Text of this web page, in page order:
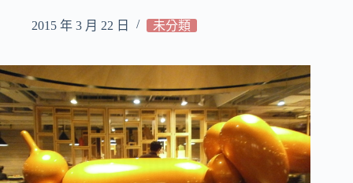
2015 年 3 月 22 日 未分類